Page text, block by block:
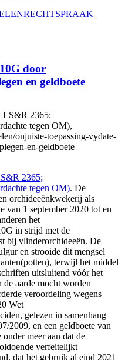
RECHTSPRAAK
door
en geldboete
LS&R 2365;
tegen OM),
onjuiste-toepassing-vydate-
en-geldboete
2365;
tegen OM). De
orchideeënkwekerij als
van 1 september 2020 tot en
het
in strijd met de
bij vlinderorchideeën. De
en strooide dit mengsel
terwijl het middel
uitsluitend vóór het
aarde mocht worden
veroordeling wegens
Wet
gelezen in samenhang
2009, en een geldboete van
meer aan dat de
verfeitelijkt
dat het gebruik al eind 2021